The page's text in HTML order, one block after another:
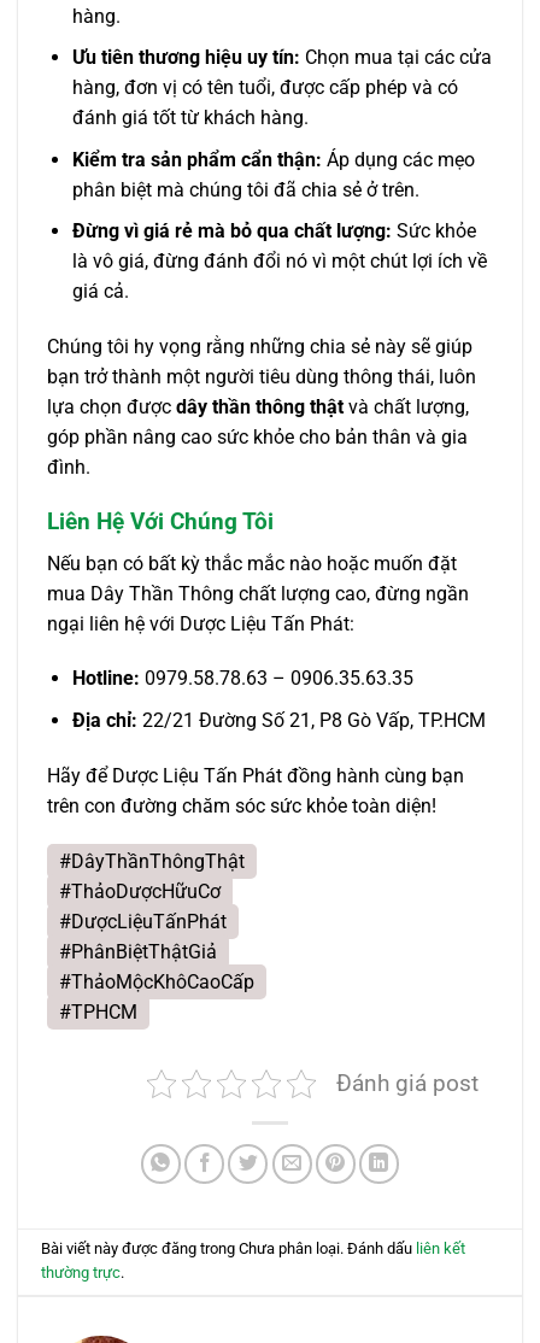
hàng.
Ưu tiên thương hiệu uy tín: Chọn mua tại các cửa
hàng, đơn vị có tên tuổi, được cấp phép và có
đánh giá tốt từ khách hàng.
Kiểm tra sản phẩm cẩn thận: Áp dụng các mẹo
phân biệt mà chúng tôi đã chia sẻ ở trên.
Đừng vì giá rẻ mà bỏ qua chất lượng: Sức khỏe
là vô giá, đừng đánh đổi nó vì một chút lợi ích về
giá cả.
Chúng tôi hy vọng rằng những chia sẻ này sẽ giúp
bạn trở thành một người tiêu dùng thông thái, luôn
lựa chọn được dây thần thông thật và chất lượng,
góp phần nâng cao sức khỏe cho bản thân và gia
đình.
Liên Hệ Với Chúng Tôi
Nếu bạn có bất kỳ thắc mắc nào hoặc muốn đặt
mua Dây Thần Thông chất lượng cao, đừng ngần
ngại liên hệ với Dược Liệu Tấn Phát:
Hotline: 0979.58.78.63 – 0906.35.63.35
Địa chỉ: 22/21 Đường Số 21, P8 Gò Vấp, TP.HCM
Hãy để Dược Liệu Tấn Phát đồng hành cùng bạn
trên con đường chăm sóc sức khỏe toàn diện!
#DâyThầnThôngThật
#ThảoDượcHữuCơ
#DượcLiệuTấnPhát
#PhânBiệtThậtGiả
#ThảoMộcKhôCaoCấp
#TPHCM
Đánh giá post
Bài viết này được đăng trong Chưa phân loại. Đánh dấu liên kết
thường trực.